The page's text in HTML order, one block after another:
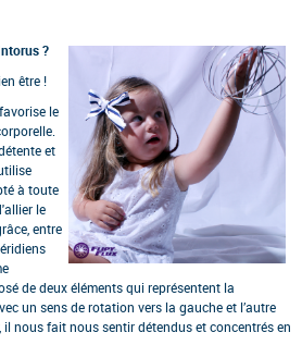
?
être !
le
et
à toute
le
entre
de deux éléments qui représentent la
un sens de rotation vers la gauche et l’autre
il nous fait nous sentir détendus et concentrés en